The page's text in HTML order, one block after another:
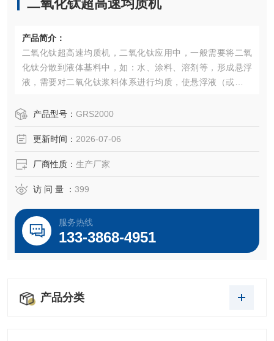
二氧化钛超高速均质机
产品简介：
二氧化钛超高速均质机，二氧化钛应用中，一般需要将二氧
化钛分散到液体基料中，如：水、涂料、溶剂等，形成悬浮
液，需要对二氧化钛浆料体系进行均质，使悬浮液（或乳化
同时起降低分散物尺度和提高分散物分布均匀性的作用。结
质盘结构，转速0-18000rpm，均质效果好，粒径小，均匀度
产品型号： GRS2000
更新时间： 2026-07-06
厂商性质： 生产厂家
访 问 量 ： 399
服务热线
133-3868-4951
产品分类